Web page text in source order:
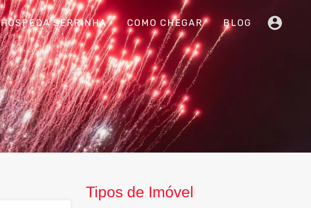
HOSPEDA SERRINHA COMO CHEGAR BLOG
Tipos de Imóvel